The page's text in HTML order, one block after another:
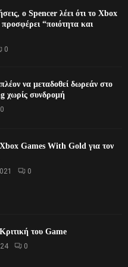
ο Spencer λέει ότι το Xbox
“ποιότητα και
0
να μεταδοθεί δωρεάν στο
χωρίς συνδρομή
0
Games With Gold για τον
0
του Game
0